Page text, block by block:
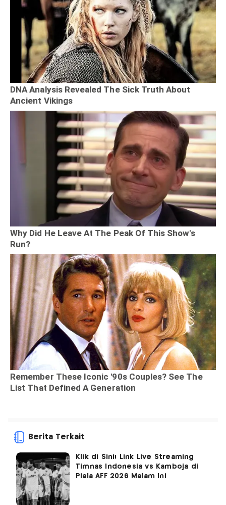
Berita Terkait
Klik di Sini! Link Live Streaming
Timnas Indonesia vs Kamboja di
Piala AFF 2026 Malam Ini